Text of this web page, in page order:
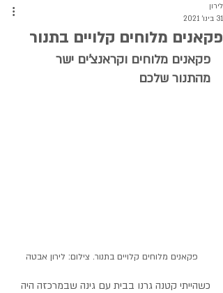
פקאנים מלוחים קלויים בתנור
לירון
31 בינו׳ 2021
פקאנים מלוחים וקראנצ'ים ישר
מהתנור שלכם
פקאנים מלוחים קלויים בתנור. צילום: לירון אבטה
כשהייתי קטנה גרנו בבית עם גינה שבמרכזה היה